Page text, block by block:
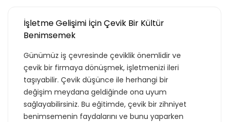
İşletme Gelişimi İçin Çevik Bir Kültür
Benimsemek
Günümüz iş çevresinde çeviklik önemlidir ve
çevik bir firmaya dönüşmek, işletmenizi ileri
taşıyabilir. Çevik düşünce ile herhangi bir
değişim meydana geldiğinde ona uyum
sağlayabilirsiniz. Bu eğitimde, çevik bir zihniyet
benimsemenin faydalarını ve bunu yaparken